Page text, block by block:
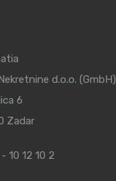
d.o.o. (GmbH)
6
Zadar
10 12 10 2